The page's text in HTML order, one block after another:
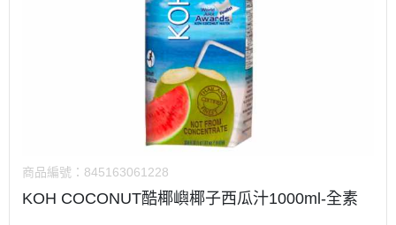
商品編號： 845163061228
KOH COCONUT酷椰嶼椰子西瓜汁1000ml-全素